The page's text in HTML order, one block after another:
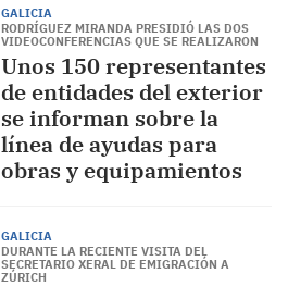
GALICIA
RODRÍGUEZ MIRANDA PRESIDIÓ LAS DOS
VIDEOCONFERENCIAS QUE SE REALIZARON
Unos 150 representantes
de entidades del exterior
se informan sobre la
línea de ayudas para
obras y equipamientos
GALICIA
DURANTE LA RECIENTE VISITA DEL
SECRETARIO XERAL DE EMIGRACIÓN A
ZÚRICH